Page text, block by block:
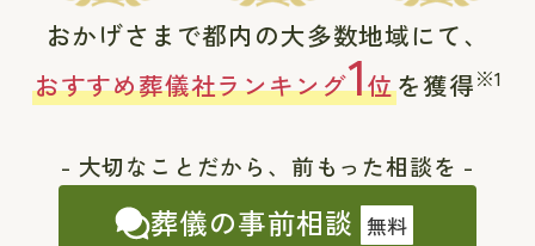
おかげさまで都内の大多数地域にて、
おすすめ葬儀社ランキング1位を獲得※1
- 大切なことだから、前もった相談を -
葬儀の事前相談 無料